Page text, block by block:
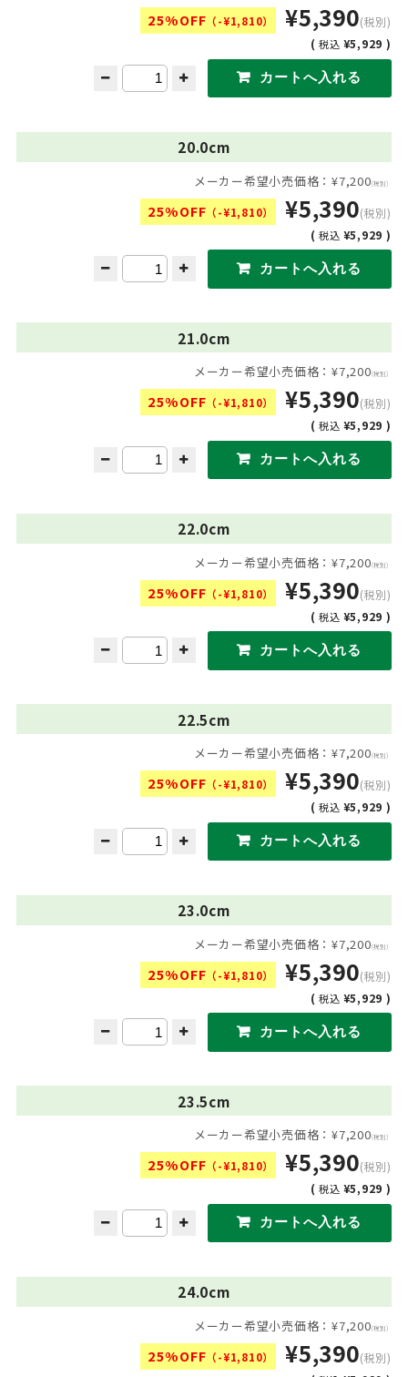
25%OFF （-¥1,810） ¥5,390(税別)
(税込 ¥5,929 )
20.0cm
メーカー希望小売価格：¥7,200(税別)
25%OFF （-¥1,810） ¥5,390(税別)
(税込 ¥5,929 )
21.0cm
メーカー希望小売価格：¥7,200(税別)
25%OFF （-¥1,810） ¥5,390(税別)
(税込 ¥5,929 )
22.0cm
メーカー希望小売価格：¥7,200(税別)
25%OFF （-¥1,810） ¥5,390(税別)
(税込 ¥5,929 )
22.5cm
メーカー希望小売価格：¥7,200(税別)
25%OFF （-¥1,810） ¥5,390(税別)
(税込 ¥5,929 )
23.0cm
メーカー希望小売価格：¥7,200(税別)
25%OFF （-¥1,810） ¥5,390(税別)
(税込 ¥5,929 )
23.5cm
メーカー希望小売価格：¥7,200(税別)
25%OFF （-¥1,810） ¥5,390(税別)
(税込 ¥5,929 )
24.0cm
メーカー希望小売価格：¥7,200(税別)
25%OFF （-¥1,810） ¥5,390(税別)